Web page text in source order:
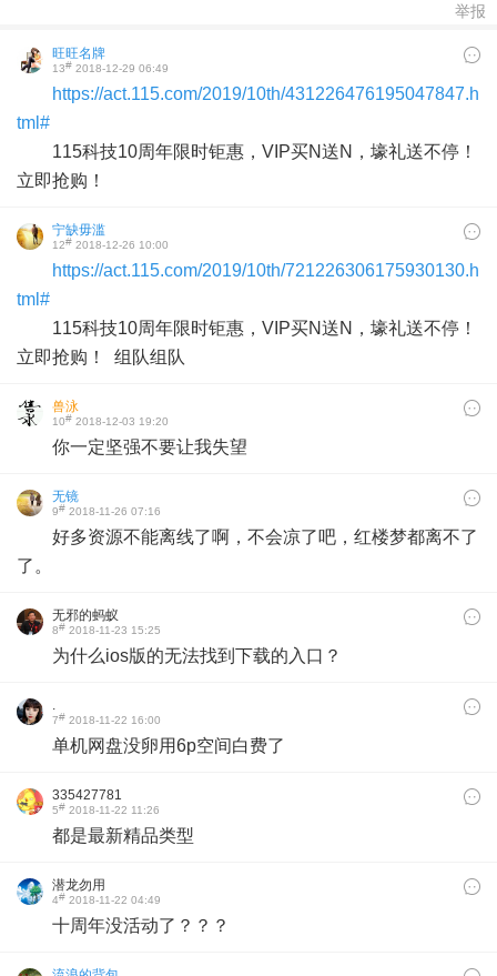
举报
旺旺名牌
13# 2018-12-29 06:49
https://act.115.com/2019/10th/431226476195047847.h
tml#
115科技10周年限时钜惠，VIP买N送N，壕礼送不停！
立即抢购！
宁缺毋滥
12# 2018-12-26 10:00
https://act.115.com/2019/10th/721226306175930130.h
tml#
115科技10周年限时钜惠，VIP买N送N，壕礼送不停！
立即抢购！ 组队组队
兽泳
10# 2018-12-03 19:20
你一定坚强不要让我失望
无镜
9# 2018-11-26 07:16
好多资源不能离线了啊，不会凉了吧，红楼梦都离不了
了。
无邪的蚂蚁
8# 2018-11-23 15:25
为什么ios版的无法找到下载的入口？
.
7# 2018-11-22 16:00
单机网盘没卵用6p空间白费了
335427781
5# 2018-11-22 11:26
都是最新精品类型
潜龙勿用
4# 2018-11-22 04:49
十周年没活动了？？？